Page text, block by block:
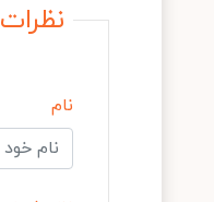
نظرات
نام